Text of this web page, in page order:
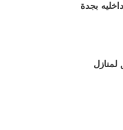
بجدة
لمنازل